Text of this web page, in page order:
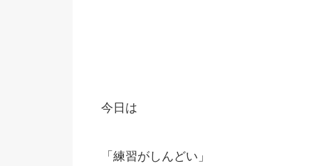
今日は
「練習がしんどい」